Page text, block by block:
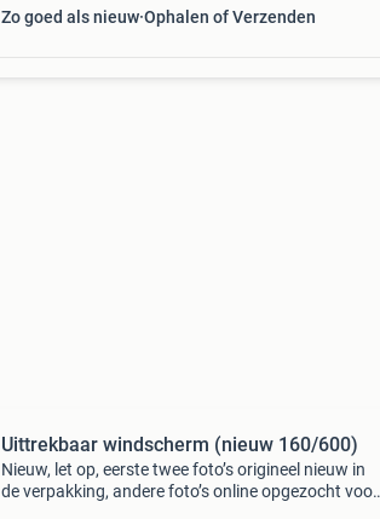
Zo goed als nieuw Ophalen of Verzenden
Uittrekbaar windscherm (nieuw 160/600)
Nieuw, let op, eerste twee foto’s origineel nieuw in
de verpakking, andere foto’s online opgezocht voor